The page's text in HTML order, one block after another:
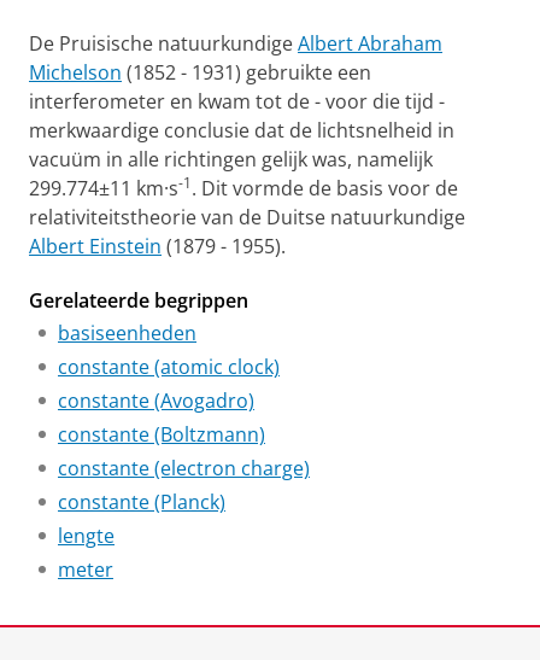
De Pruisische natuurkundigeAlbert Abraham
Michelson (1852 - 1931) gebruikte een
interferometer en kwam tot de - voor die tijd -
merkwaardige conclusie dat de lichtsnelheid in
vacuüm in alle richtingen gelijk was, namelijk
299.774±11 km·s-1. Dit vormde de basis voor de
relativiteitstheorie van de Duitse natuurkundige
Albert Einstein (1879 - 1955).
Gerelateerde begrippen
basiseenheden
constante (atomic clock)
constante (Avogadro)
constante (Boltzmann)
constante (electron charge)
constante (Planck)
lengte
meter